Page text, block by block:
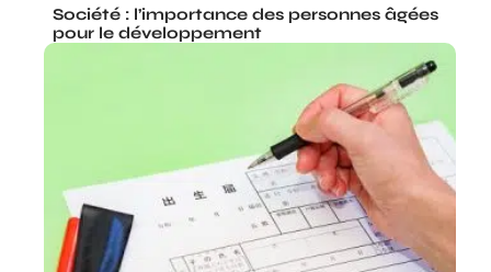
Société : l’importance des personnes âgées
pour le développement